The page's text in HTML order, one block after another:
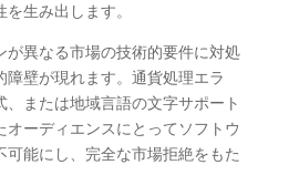
生み出します。
が異なる市場の技術的要件に対処
障壁が現れます。通貨処理エラ
、または地域言語の文字サポート
オーディエンスにとってソフトウ
可能にし、完全な市場拒絶をもた